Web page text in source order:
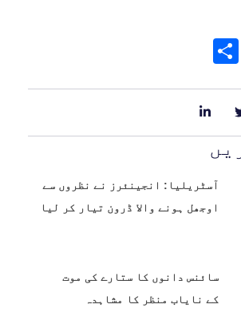
Email
آسٹریلیا: انجینئرز نے نظروں سے
اوجھل ہونے والا ڈرون تیار کر لیا
سائنس دانوں کا ستارے کی موت
کے نایاب منظر کا مشاہدہ